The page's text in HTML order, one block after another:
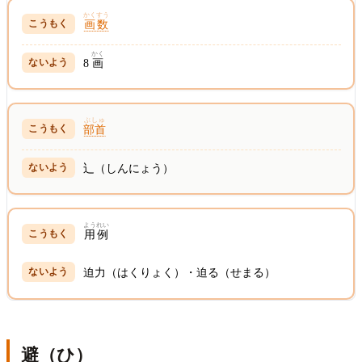
画数
かくすう
8 画
かく
部首
ぶしゅ
辶（しんにょう）
用例
ようれい
迫力（はくりょく）・迫る（せまる）
避（ひ）